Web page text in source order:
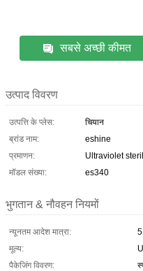
सबसे अच्छी कीमत
उत्पाद विवरण
उत्पत्ति के प्लेस:
चियान
ब्रांड नाम:
eshine
प्रमाणन:
Ultraviolet
मॉडल संख्या:
es340
भुगतान & नौवहन नियमों
न्यूनतम आदेश मात्रा:
5
मूल्य:
पैकेजिंग विवरण: